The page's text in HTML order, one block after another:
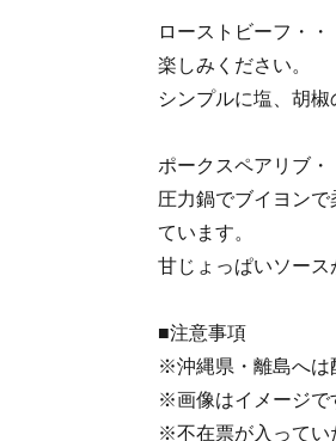
ローストビーフ・
楽しみください。
シンプルに塩、胡椒
ポークスペアリブ・
圧力鍋でブイヨン
ています。
甘じょっぱいソース
■注意事項
※沖縄県・離島へは
※画像はイメージで
※不在票が入ってい